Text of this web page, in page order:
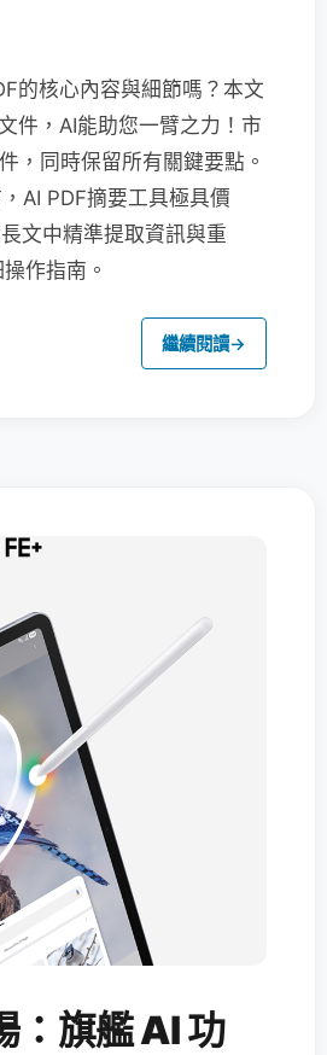
的核心內容與細節嗎？本文
件，AI能助您一臂之力！市
，同時保留所有關鍵要點。
AI PDF摘要工具極具價
文中精準提取資訊與重
作指南。
繼續閱讀→
：旗艦 AI 功